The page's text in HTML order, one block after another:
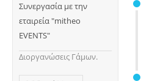
Συνεργασία με την
εταιρεία "mitheo
EVENTS"
Διοργανώσεις Γάμων.